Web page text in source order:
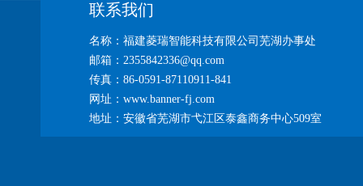
联系我们
名称：福建菱瑞智能科技有限公司芜湖办事处
邮箱：2355842336@qq.com
传真：86-0591-87110911-841
网址：www.banner-fj.com
地址：安徽省芜湖市弋江区泰鑫商务中心509室